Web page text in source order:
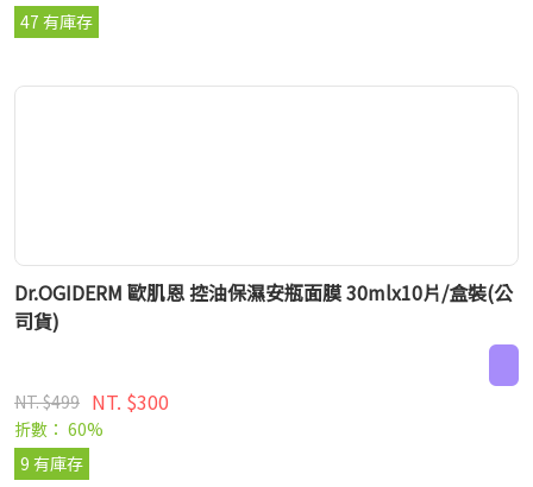
47 有庫存
Dr.OGIDERM 歐肌恩 控油保濕安瓶面膜 30mlx10片/盒裝(公
司貨)
NT. $499 NT. $300
折數： 60%
9 有庫存